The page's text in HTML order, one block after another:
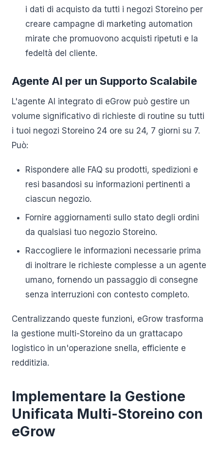
i dati di acquisto da tutti i negozi Storeino per
creare campagne di marketing automation
mirate che promuovono acquisti ripetuti e la
fedeltà del cliente.
Agente AI per un Supporto Scalabile
L'agente AI integrato di eGrow può gestire un
volume significativo di richieste di routine su tutti
i tuoi negozi Storeino 24 ore su 24, 7 giorni su 7.
Può:
Rispondere alle FAQ su prodotti, spedizioni e
resi basandosi su informazioni pertinenti a
ciascun negozio.
Fornire aggiornamenti sullo stato degli ordini
da qualsiasi tuo negozio Storeino.
Raccogliere le informazioni necessarie prima
di inoltrare le richieste complesse a un agente
umano, fornendo un passaggio di consegne
senza interruzioni con contesto completo.
Centralizzando queste funzioni, eGrow trasforma
la gestione multi-Storeino da un grattacapo
logistico in un'operazione snella, efficiente e
redditizia.
Implementare la Gestione
Unificata Multi-Storeino con
eGrow